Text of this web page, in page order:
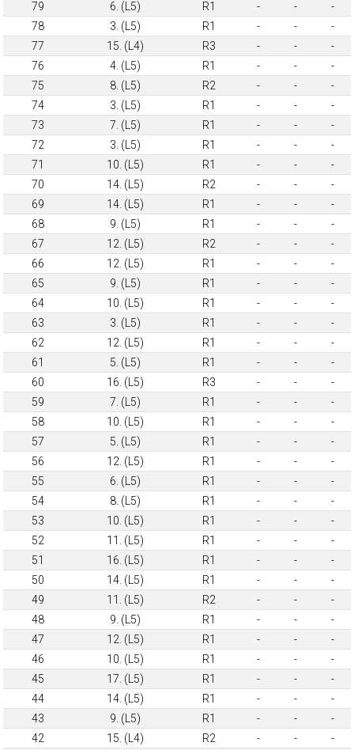
79 6. (L5) R1 - -
-
78
3. (L5) R1 - -
-
77
15. (L4) R3 - -
-
76
4. (L5) R1 - -
-
75
8. (L5) R2 - -
-
74
3. (L5) R1 - -
-
73
7. (L5) R1 - -
-
72
3. (L5) R1 - -
-
71
10. (L5) R1 - -
-
70
14. (L5) R2 - -
-
69
14. (L5) R1 - -
-
68
9. (L5) R1 - -
-
67
12. (L5) R2 - -
-
66
12. (L5) R1 - -
-
65
9. (L5) R1 - -
-
64
10. (L5) R1 - -
-
63
3. (L5) R1 - -
-
62
12. (L5) R1 - -
-
61
5. (L5) R1 - -
-
60
16. (L5) R3 - -
-
59
7. (L5) R1 - -
-
58
10. (L5) R1 - -
-
57
5. (L5) R1 - -
-
56
12. (L5) R1 - -
-
55
6. (L5) R1 - -
-
54
8. (L5) R1 - -
-
53
10. (L5) R1 - -
-
52
11. (L5) R1 - -
-
51
16. (L5) R1 - -
-
50
14. (L5) R1 - -
-
49
11. (L5) R2 - -
-
48
9. (L5) R1 - -
-
47
12. (L5) R1 - -
-
46
10. (L5) R1 - -
-
45
17. (L5) R1 - -
-
44
14. (L5) R1 - -
-
43
9. (L5) R1 - -
-
42
15. (L4) R2 - -
-